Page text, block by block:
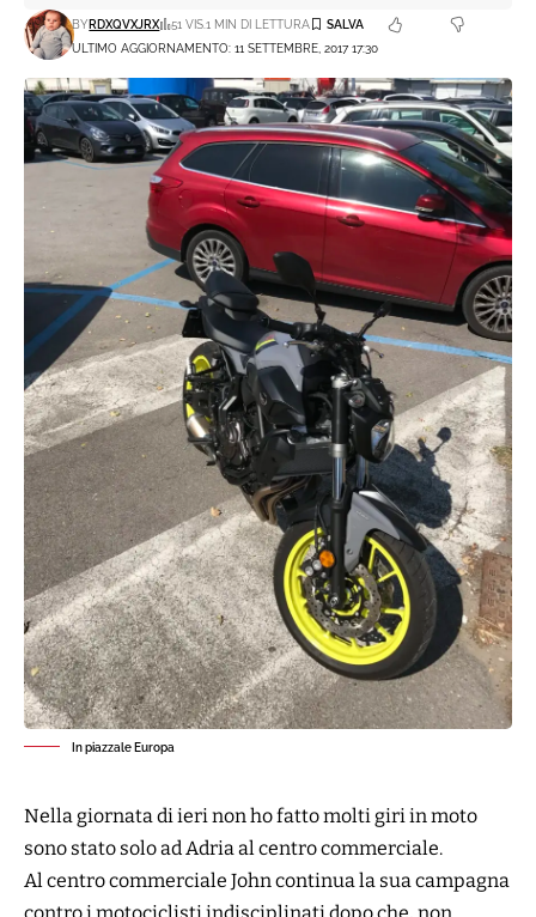
ULTIMO AGGIORNAMENTO: 11 SETTEMBRE, 2017 17:30
BY RDXQVXJRX 51 VIS.1 MIN DI LETTURA
In piazzale Europa
Nella giornata di ieri non ho fatto molti giri in moto
sono stato solo ad Adria al centro commerciale.
Al centro commerciale John continua la sua campagna
contro i motociclisti indisciplinati dopo che, non